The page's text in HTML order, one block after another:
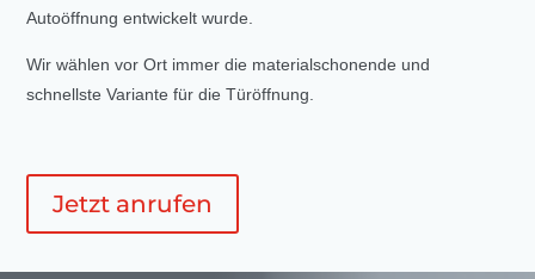
Autoöffnung entwickelt wurde.
Wir wählen vor Ort immer die materialschonende und
schnellste Variante für die Türöffnung.
Jetzt anrufen